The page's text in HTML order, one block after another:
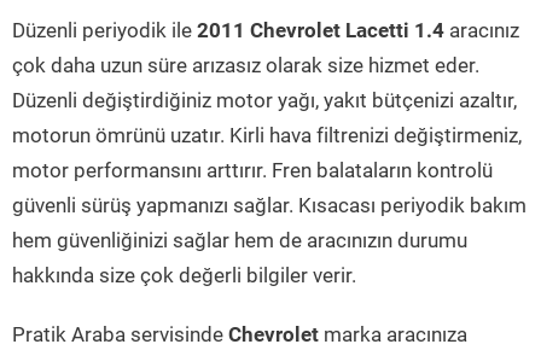
Düzenli periyodik ile 2011 Chevrolet Lacetti 1.4 aracınız
çok daha uzun süre arızasız olarak size hizmet eder.
Düzenli değiştirdiğiniz motor yağı, yakıt bütçenizi azaltır,
motorun ömrünü uzatır. Kirli hava filtrenizi değiştirmeniz,
motor performansını arttırır. Fren balataların kontrolü
güvenli sürüş yapmanızı sağlar. Kısacası periyodik bakım
hem güvenliğinizi sağlar hem de aracınızın durumu
hakkında size çok değerli bilgiler verir.
Pratik Araba servisinde Chevrolet marka aracınıza